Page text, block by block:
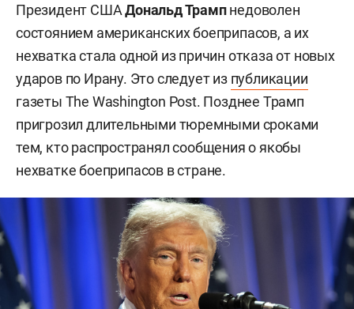
Президент СШАДональд Трампнедоволен
состоянием американских боеприпасов, а их
нехватка стала одной из причин отказа от новых
ударов по Ирану. Это следует из публикации
газеты The Washington Post. Позднее Трамп
пригрозил длительными тюремными сроками
тем, кто распространял сообщения о якобы
нехватке боеприпасов в стране.